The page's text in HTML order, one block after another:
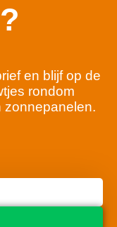
en blijf op de
rondom
zonnepanelen.